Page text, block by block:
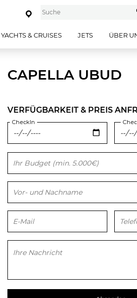
YACHTS & CRUISES JETS ÜBER
CAPELLA UBUD
VERFÜGBARKEIT & PREIS
CheckIn
Bitte lasse dieses Feld leer.
Bitte lasse dieses Feld leer.